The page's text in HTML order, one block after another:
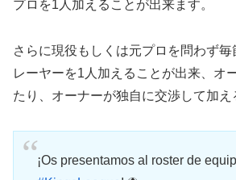
プロを1人加えることが出来ます。
さらに現役もしくは元プロを問わず
レーヤーを1人加えることが出来、オ
たり、オーナーが独自に交渉して加え
¡Os presentamos al roster de